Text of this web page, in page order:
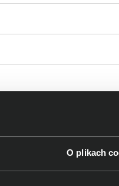
O plikach
USA San Jose
, US 855-493-